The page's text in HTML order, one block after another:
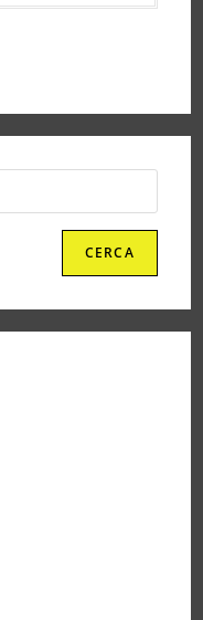
CERCA